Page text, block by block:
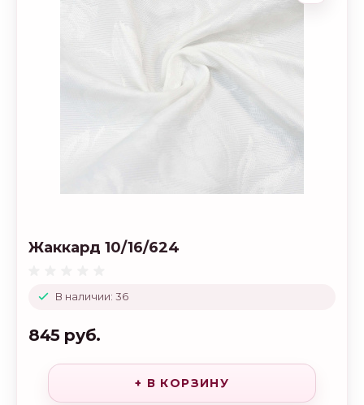
В наличии: 36
Жаккард 10/16/624
845 руб.
+ В КОРЗИНУ